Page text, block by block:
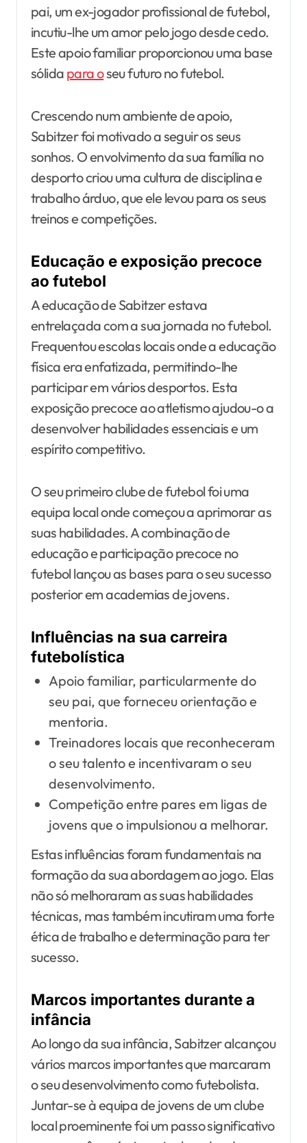
pai, um ex-jogador profissional de futebol,
incutiu-lhe um amor pelo jogo desde cedo.
Este apoio familiar proporcionou uma base
sólida para oseu futuro no futebol.
Crescendo num ambiente de apoio,
Sabitzer foi motivado a seguir os seus
sonhos. O envolvimento da sua família no
desporto criou uma cultura de disciplina e
trabalho árduo, que ele levou para os seus
treinos e competições.
Educação e exposição precoce
ao futebol
A educação de Sabitzer estava
entrelaçada com a sua jornada no futebol.
Frequentou escolas locais onde a educação
física era enfatizada, permitindo-lhe
participar em vários desportos. Esta
exposição precoce ao atletismo ajudou-o a
desenvolver habilidades essenciais e um
espírito competitivo.
O seu primeiro clube de futebol foi uma
equipa local onde começou a aprimorar as
suas habilidades. A combinação de
educação e participação precoce no
futebol lançou as bases para o seu sucesso
posterior em academias de jovens.
Influências na sua carreira
futebolística
Apoio familiar, particularmente do
seu pai, que forneceu orientação e
mentoria.
Treinadores locais que reconheceram
o seu talento e incentivaram o seu
desenvolvimento.
Competição entre pares em ligas de
jovens que o impulsionou a melhorar.
Estas influências foram fundamentais na
formação da sua abordagem ao jogo. Elas
não só melhoraram as suas habilidades
técnicas, mas também incutiram uma forte
ética de trabalho e determinação para ter
sucesso.
Marcos importantes durante a
infância
Ao longo da sua infância, Sabitzer alcançou
vários marcos importantes que marcaram
o seu desenvolvimento como futebolista.
Juntar-se à equipa de jovens de um clube
local proeminente foi um passo significativo